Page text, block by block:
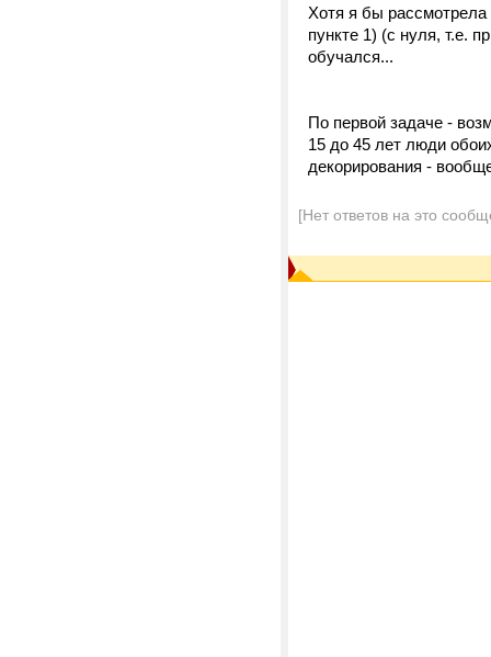
Хотя я бы рассмотрела
пункте 1) (с нуля, т.е.
обучался...
По первой задаче -
15 до 45 лет люди
декорирования -
[Нет ответов на это